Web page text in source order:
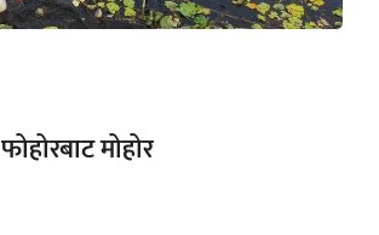
फोहोरबाट मोहोर